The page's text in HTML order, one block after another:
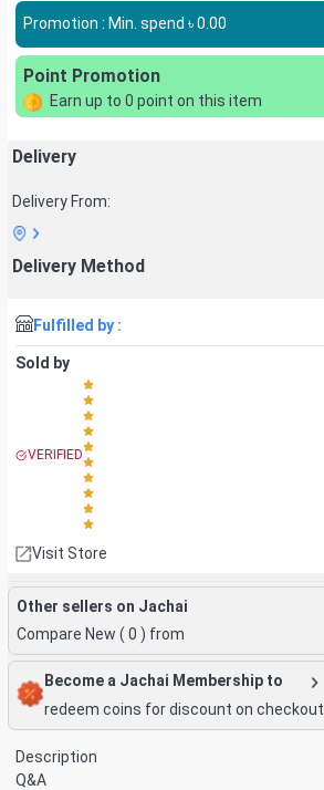
Promotion : Min. spend ৳0.00
Point Promotion
Earn up to 0 point on this item
Delivery
Delivery From:
Delivery Method
Fulfilled by :
Sold by
VERIFIED
Visit Store
Other sellers on Jachai
Compare New ( 0 ) from
Become a Jachai Membership to
redeem coins for discount on checkout
Description
Q&A